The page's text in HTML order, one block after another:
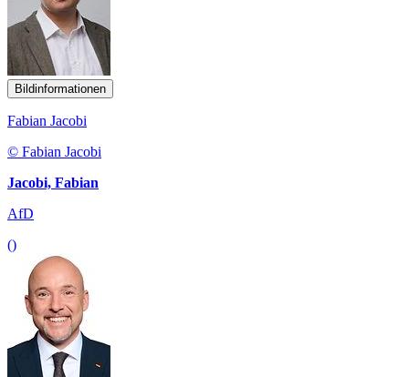
Bildinformationen
Fabian Jacobi
© Fabian Jacobi
Jacobi, Fabian
AfD
()